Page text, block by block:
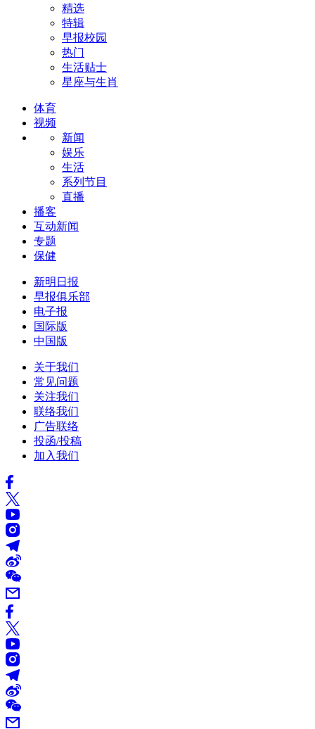
精选
特辑
早报校园
热门
生活贴士
星座与生肖
体育
视频
新闻
娱乐
生活
系列节目
直播
播客
互动新闻
专题
保健
新明日报
早报俱乐部
电子报
国际版
中国版
关于我们
常见问题
关注我们
联络我们
广告联络
投函/投稿
加入我们